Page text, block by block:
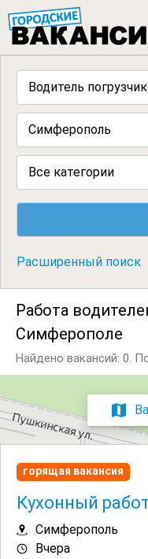
Все категории
Расширенный поиск
Работа
Симферополе
Найдено вакансий: 0.
горящая вакансия
Кухонный
Симферополь
Вчера